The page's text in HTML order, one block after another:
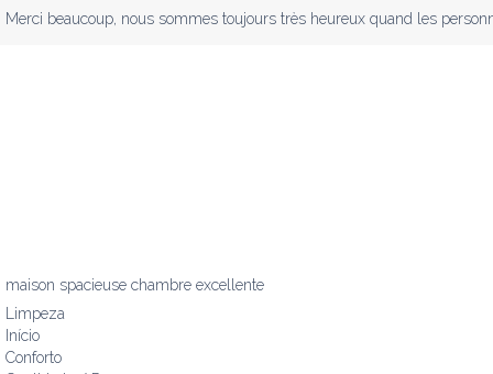
Merci beaucoup, nous sommes toujours très heureux quand les
maison spacieuse chambre excellente
Limpeza
Início
Conforto